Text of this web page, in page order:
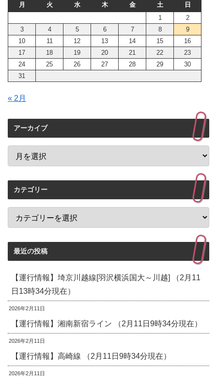
月 火 水 木 金 土
日
1
2
3
4 5 6 7 8
9
10
11 12 13 14 15
16
17
18 19 20 21 22
23
24
25 26 27 28 29
30
31
« 2月
アーカイブ
カテゴリー
最近の投稿
【運行情報】埼京川越線[羽沢横浜国大～川越] （2月11
日13時34分現在）
2026年2月11日
【運行情報】湘南新宿ライン （2月11日9時34分現在）
2026年2月11日
【運行情報】高崎線 （2月11日9時34分現在）
2026年2月11日